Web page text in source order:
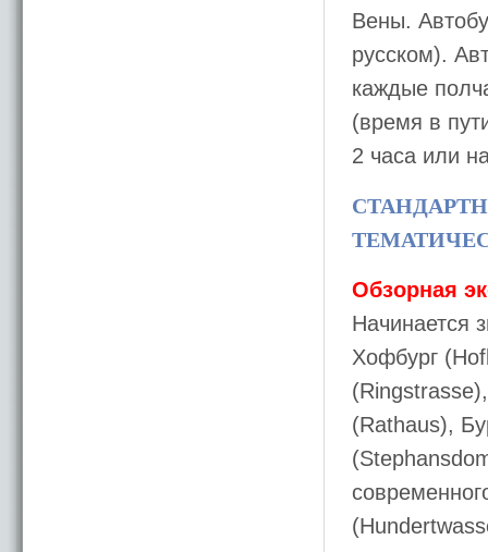
Вены.
русском).
каждые
(время в
2 часа или
Обзорная
Начинается
Хофбург
(Rathaus),